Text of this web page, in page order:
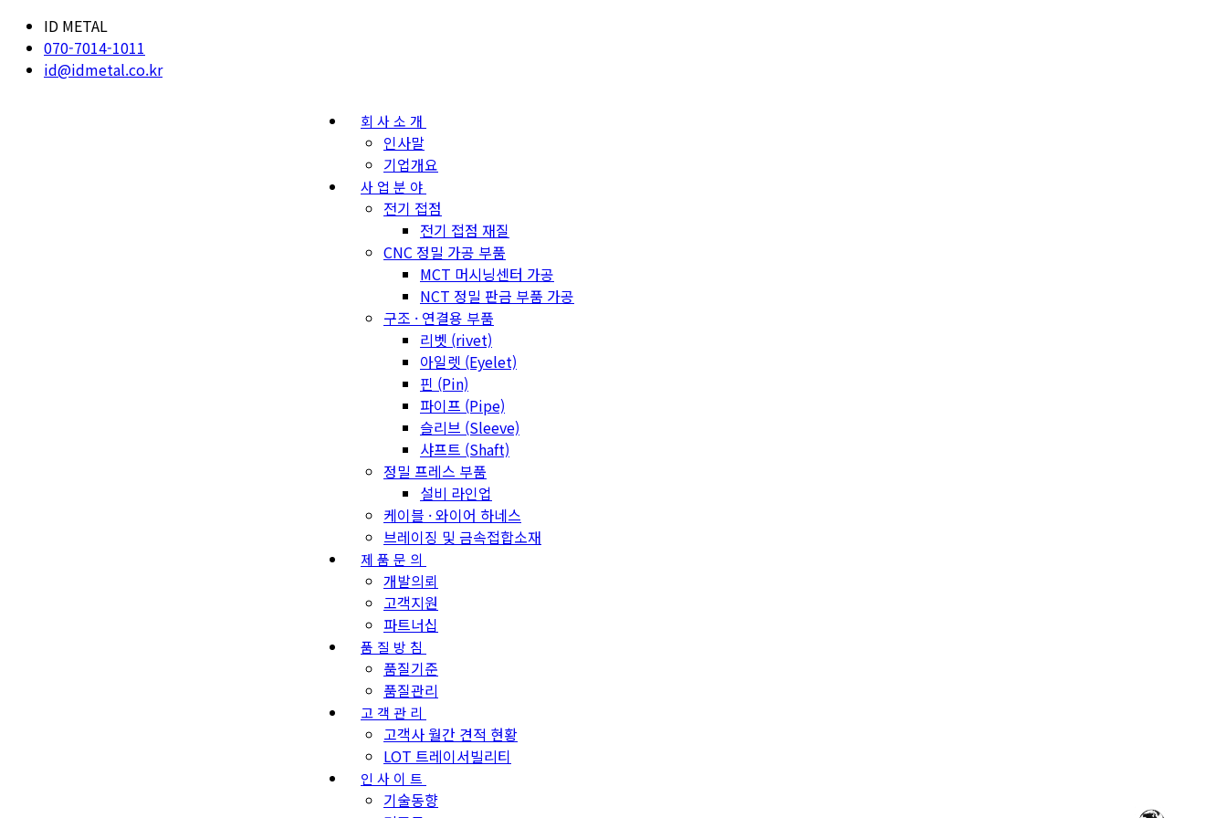
ID METAL
070-7014-1011
id@idmetal.co.kr
회사소개
인사말
기업개요
사업분야
전기 접점
전기 접점 재질
CNC 정밀 가공 부품
MCT 머시닝센터 가공
NCT 정밀 판금 부품 가공
구조 · 연결용 부품
리벳 (rivet)
아일렛 (Eyelet)
핀 (Pin)
파이프 (Pipe)
슬리브 (Sleeve)
샤프트 (Shaft)
정밀 프레스 부품
설비 라인업
케이블 · 와이어 하네스
브레이징 및 금속접합소재
제품문의
개발의뢰
고객지원
파트너십
품질방침
품질기준
품질관리
고객관리
고객사 월간 견적 현황
LOT 트레이서빌리티
인사이트
기술동향